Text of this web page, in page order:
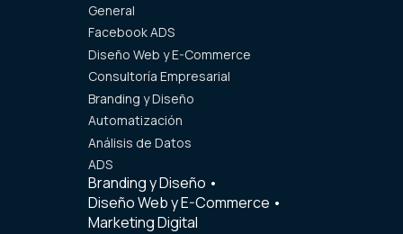
General
Facebook ADS
Diseño Web y E-Commerce
Consultoría Empresarial
Branding y Diseño
Automatización
Análisis de Datos
ADS
Branding y Diseño •
Diseño Web y E-Commerce •
Marketing Digital